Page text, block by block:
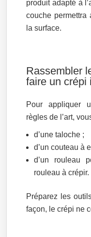
produit adapté à
couche
la surface.
Rassembler
faire un crépi
Pour appliquer
règles de l’art,
d’une taloche ;
d’un couteau à
d’un rouleau
rouleau à crépir.
Préparez les
façon, le crépi ne